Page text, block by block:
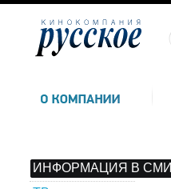
ИНФОРМАЦИЯ В СМИ